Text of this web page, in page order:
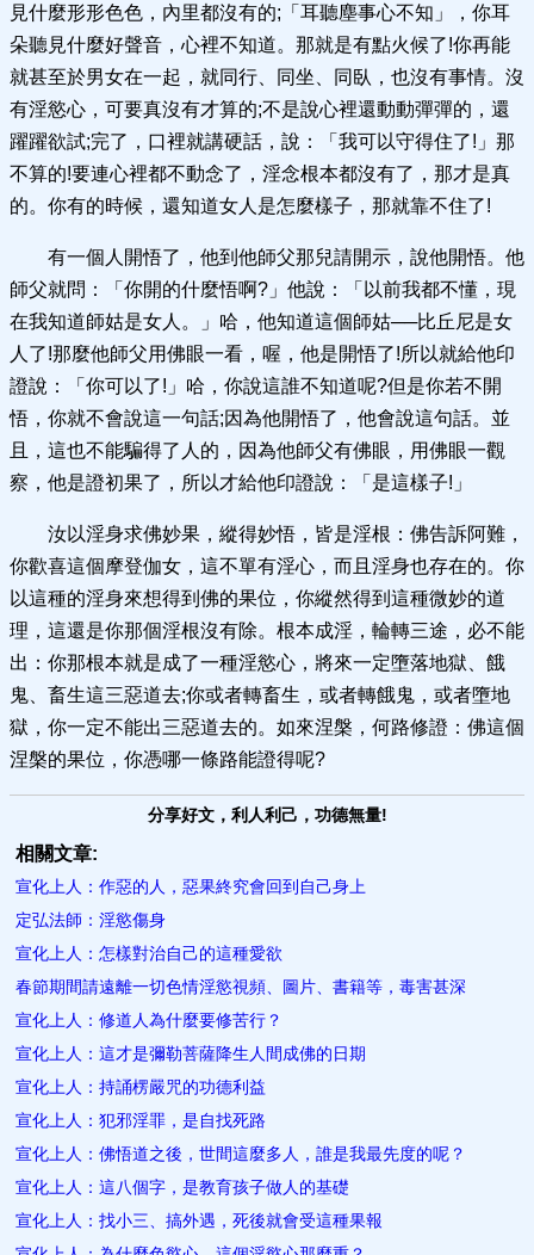
見什麼形形色色，內里都沒有的;「耳聽塵事心不知」，你耳
朵聽見什麼好聲音，心裡不知道。那就是有點火候了!你再能
就甚至於男女在一起，就同行、同坐、同臥，也沒有事情。沒
有淫慾心，可要真沒有才算的;不是說心裡還動動彈彈的，還
躍躍欲試;完了，口裡就講硬話，說：「我可以守得住了!」那
不算的!要連心裡都不動念了，淫念根本都沒有了，那才是真
的。你有的時候，還知道女人是怎麼樣子，那就靠不住了!
有一個人開悟了，他到他師父那兒請開示，說他開悟。他
師父就問：「你開的什麼悟啊?」他說：「以前我都不懂，現
在我知道師姑是女人。」哈，他知道這個師姑──比丘尼是女
人了!那麼他師父用佛眼一看，喔，他是開悟了!所以就給他印
證說：「你可以了!」哈，你說這誰不知道呢?但是你若不開
悟，你就不會說這一句話;因為他開悟了，他會說這句話。並
且，這也不能騙得了人的，因為他師父有佛眼，用佛眼一觀
察，他是證初果了，所以才給他印證說：「是這樣子!」
汝以淫身求佛妙果，縱得妙悟，皆是淫根：佛告訴阿難，
你歡喜這個摩登伽女，這不單有淫心，而且淫身也存在的。你
以這種的淫身來想得到佛的果位，你縱然得到這種微妙的道
理，這還是你那個淫根沒有除。根本成淫，輪轉三途，必不能
出：你那根本就是成了一種淫慾心，將來一定墮落地獄、餓
鬼、畜生這三惡道去;你或者轉畜生，或者轉餓鬼，或者墮地
獄，你一定不能出三惡道去的。如來涅槃，何路修證：佛這個
涅槃的果位，你憑哪一條路能證得呢?
分享好文，利人利己，功德無量!
相關文章:
宣化上人：作惡的人，惡果終究會回到自己身上
定弘法師：淫慾傷身
宣化上人：怎樣對治自己的這種愛欲
春節期間請遠離一切色情淫慾視頻、圖片、書籍等，毒害甚深
宣化上人：修道人為什麼要修苦行？
宣化上人：這才是彌勒菩薩降生人間成佛的日期
宣化上人：持誦楞嚴咒的功德利益
宣化上人：犯邪淫罪，是自找死路
宣化上人：佛悟道之後，世間這麼多人，誰是我最先度的呢？
宣化上人：這八個字，是教育孩子做人的基礎
宣化上人：找小三、搞外遇，死後就會受這種果報